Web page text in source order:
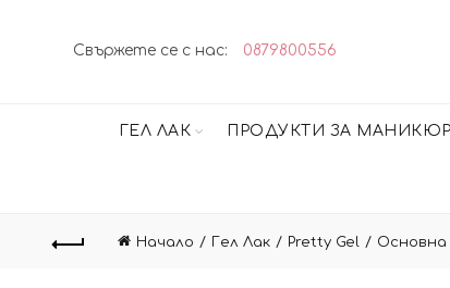
Свържете се с нас: 0879800556
ГЕЛ ЛАК ПРОДУКТИ ЗА МАНИКЮР
Начало Гел Лак Pretty Gel